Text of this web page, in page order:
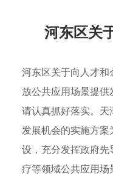
河东区关
河东区关于向人才
放公共应用场景提
请认真抓好落实。
发展机会的实施方案
设，充分发挥政府
疗等领域公共应用